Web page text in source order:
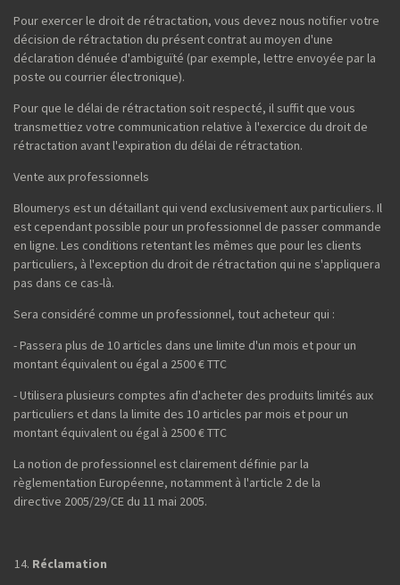
Pour exercer le droit de rétractation, vous devez nous notifier votre
décision de rétractation du présent contrat au moyen d'une
déclaration dénuée d'ambiguïté (par exemple, lettre envoyée par la
poste ou courrier électronique).
Pour que le délai de rétractation soit respecté, il suffit que vous
transmettiez votre communication relative à l'exercice du droit de
rétractation avant l'expiration du délai de rétractation.
Vente aux professionnels
Bloumerys est un détaillant qui vend exclusivement aux particuliers. Il
est cependant possible pour un professionnel de passer commande
en ligne. Les conditions retentant les mêmes que pour les clients
particuliers, à l'exception du droit de rétractation qui ne s'appliquera
pas dans ce cas-là.
Sera considéré comme un professionnel, tout acheteur qui :
- Passera plus de 10 articles dans une limite d'un mois et pour un
montant équivalent ou égal a 2500 € TTC
- Utilisera plusieurs comptes afin d'acheter des produits limités aux
particuliers et dans la limite des 10 articles par mois et pour un
montant équivalent ou égal à 2500 € TTC
La notion de professionnel est clairement définie par la
règlementation Européenne, notamment à l'article 2 de la
directive 2005/29/CE du 11 mai 2005.
Réclamation